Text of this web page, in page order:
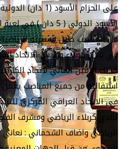
على الحزام
الأسود الدولي ( 5
من المناصب خلال مسيرته
في نادي كربلاء ورئيس الاتحاد
كذلك الأمين المالي لاتحاد
استقالته من جميع المناصب يعمل
في الاتحاد العراقي المركزي
لنادي كربلاء الرياضي ومشرف
الرياضي واضاف الشحماني :